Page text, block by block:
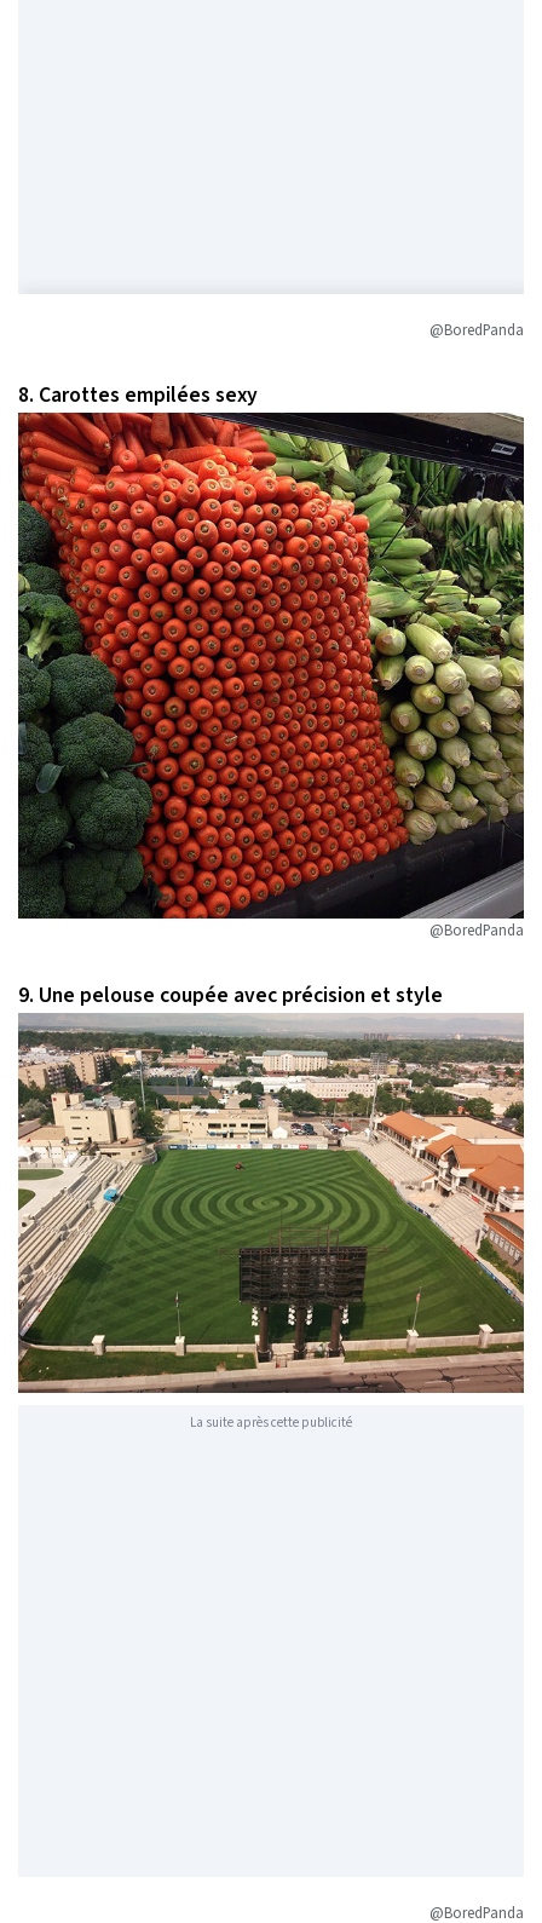
@BoredPanda
8. Carottes empilées sexy
@BoredPanda
9. Une pelouse coupée avec précision et style
La suite après cette publicité
@BoredPanda